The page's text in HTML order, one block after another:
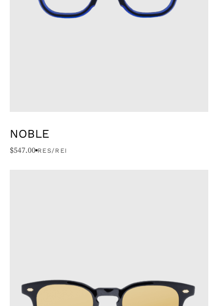
NOBLE
$547.00 RES/REI